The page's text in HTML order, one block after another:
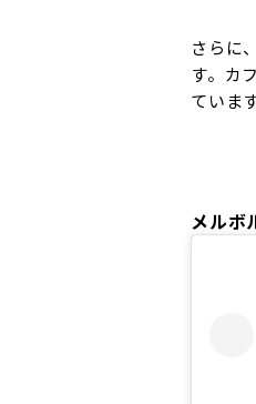
さらに
す。カ
ています
メルボ